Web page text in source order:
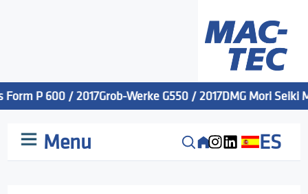
P 600 / 2017Grob-Werke G550 / 2017DMG Mori Seiki
Menu ES